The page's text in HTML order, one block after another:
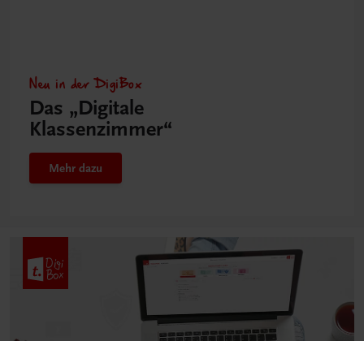
Neu in der DigiBox
Das „Digitale
Klassenzimmer“
Mehr dazu